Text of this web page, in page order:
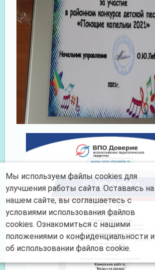
Мы используем файлы cookies для
улучшения работы сайта. Оставаясь на
нашем сайте, вы соглашаетесь с
условиями использования файлов
cookies. Ознакомиться с нашими
положениями о конфиденциальности и
об использовании файлов cookie.